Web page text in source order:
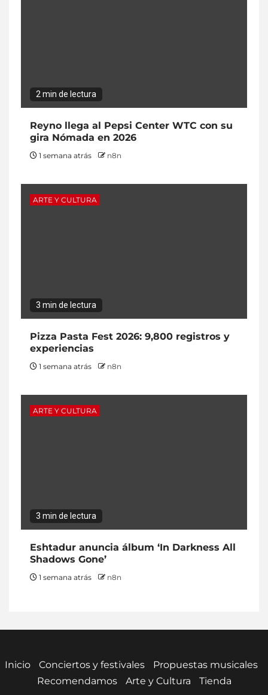
2 min de lectura
Reyno llega al Pepsi Center WTC con su
gira Nómada en 2026
1 semana atrás n8n
ARTE Y CULTURA
3 min de lectura
Pizza Pasta Fest 2026: 9,800 registros y
experiencias
1 semana atrás n8n
ARTE Y CULTURA
3 min de lectura
Eshtadur anuncia álbum ‘In Darkness All
Shadows Gone’
1 semana atrás n8n
Inicio Conciertos y festivales
Propuestas musicales
Recomendamos
Arte y Cultura Tienda